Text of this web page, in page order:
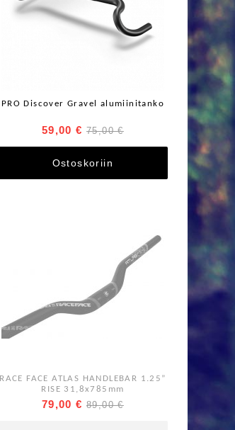
PRO Discover Gravel alumiinitanko
59,00 € 75,00 €
Ostoskoriin
RACE FACE ATLAS HANDLEBAR 1.25”
RISE 31,8x785mm
79,00 € 89,00 €